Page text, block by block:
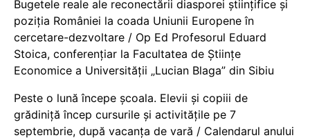
Bugetele reale ale reconectării diasporei științifice și
poziția României la coada Uniunii Europene în
cercetare-dezvoltare / Op Ed Profesorul Eduard
Stoica, conferențiar la Facultatea de Științe
Economice a Universității „Lucian Blaga” din Sibiu
Peste o lună începe școala. Elevii și copiii de
grădiniță încep cursurile și activitățile pe 7
septembrie, după vacanța de vară / Calendarul anului